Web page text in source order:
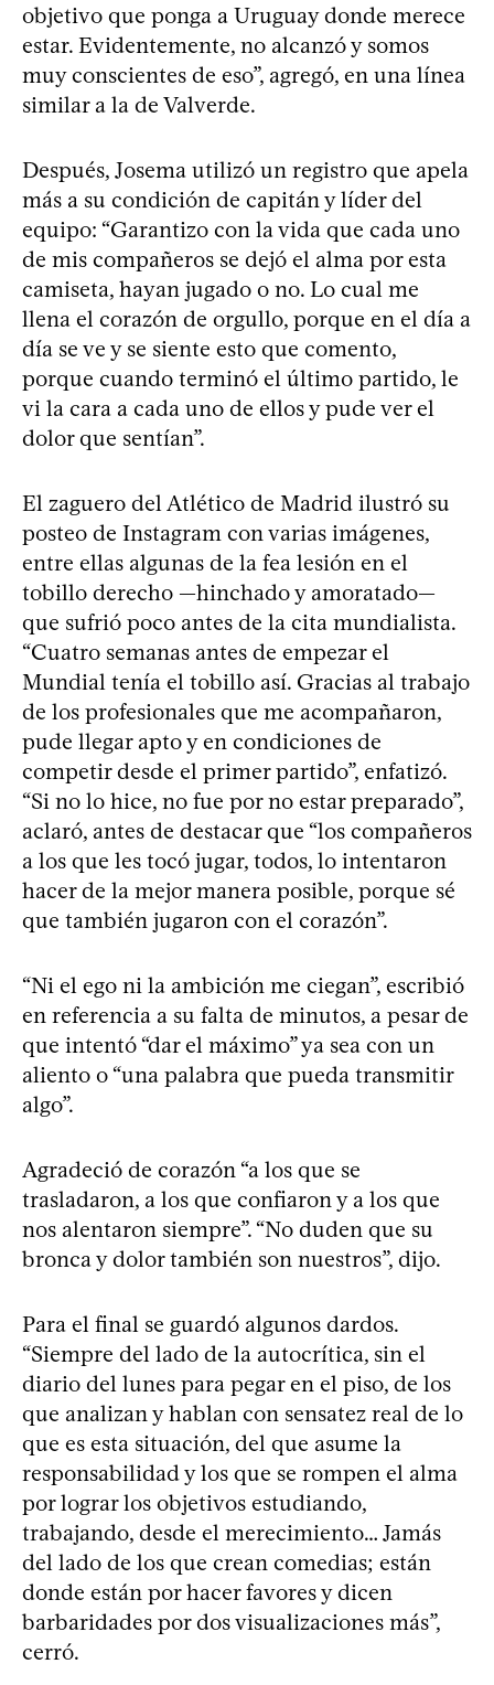
objetivo que ponga a Uruguay donde merece
estar. Evidentemente, no alcanzó y somos
muy conscientes de eso”, agregó, en una línea
similar a la de Valverde.
Después, Josema utilizó un registro que apela
más a su condición de capitán y líder del
equipo: “Garantizo con la vida que cada uno
de mis compañeros se dejó el alma por esta
camiseta, hayan jugado o no. Lo cual me
llena el corazón de orgullo, porque en el día a
día se ve y se siente esto que comento,
porque cuando terminó el último partido, le
vi la cara a cada uno de ellos y pude ver el
dolor que sentían”.
El zaguero del Atlético de Madrid ilustró su
posteo de Instagram con varias imágenes,
entre ellas algunas de la fea lesión en el
tobillo derecho —hinchado y amoratado—
que sufrió poco antes de la cita mundialista.
“Cuatro semanas antes de empezar el
Mundial tenía el tobillo así. Gracias al trabajo
de los profesionales que me acompañaron,
pude llegar apto y en condiciones de
competir desde el primer partido”, enfatizó.
“Si no lo hice, no fue por no estar preparado”,
aclaró, antes de destacar que “los compañeros
a los que les tocó jugar, todos, lo intentaron
hacer de la mejor manera posible, porque sé
que también jugaron con el corazón”.
“Ni el ego ni la ambición me ciegan”, escribió
en referencia a su falta de minutos, a pesar de
que intentó “dar el máximo” ya sea con un
aliento o “una palabra que pueda transmitir
algo”.
Agradeció de corazón “a los que se
trasladaron, a los que confiaron y a los que
nos alentaron siempre”. “No duden que su
bronca y dolor también son nuestros”, dijo.
Para el final se guardó algunos dardos.
“Siempre del lado de la autocrítica, sin el
diario del lunes para pegar en el piso, de los
que analizan y hablan con sensatez real de lo
que es esta situación, del que asume la
responsabilidad y los que se rompen el alma
por lograr los objetivos estudiando,
trabajando, desde el merecimiento… Jamás
del lado de los que crean comedias; están
donde están por hacer favores y dicen
barbaridades por dos visualizaciones más”,
cerró.